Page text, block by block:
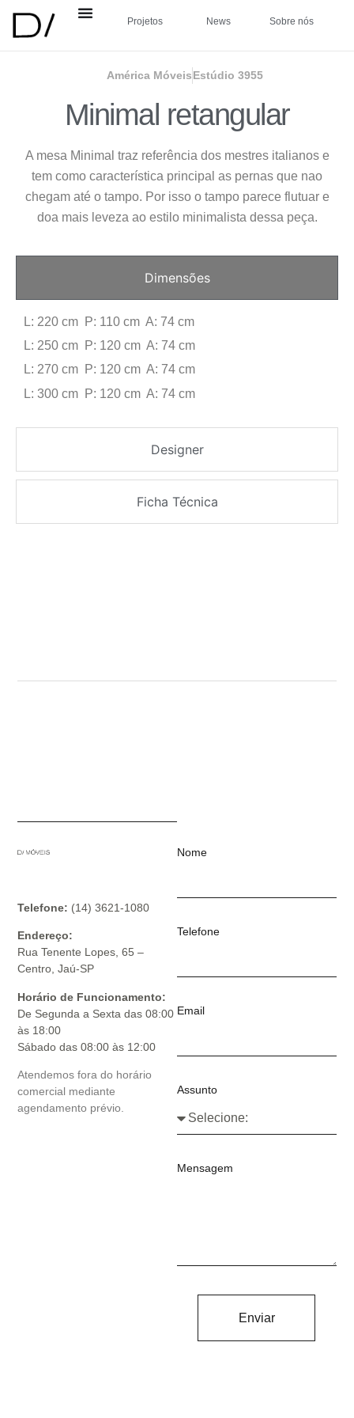
Projetos News Sobre nós
América MóveisEstúdio 3955
Minimal retangular
A mesa Minimal traz referência dos mestres italianos e
tem como característica principal as pernas que nao
chegam até o tampo. Por isso o tampo parece flutuar e
doa mais leveza ao estilo minimalista dessa peça.
Dimensões
Designer
Ficha Técnica
L: 220 cm P: 110 cm A: 74 cm
L: 250 cm P: 120 cm A: 74 cm
L: 270 cm P: 120 cm A: 74 cm
L: 300 cm P: 120 cm A: 74 cm
Telefone: (14) 3621-1080
Endereço:
Rua Tenente Lopes, 65 –
Centro, Jaú-SP
Horário de Funcionamento:
De Segunda a Sexta das 08:00
às 18:00
Sábado das 08:00 às 12:00
Atendemos fora do horário
comercial mediante
agendamento prévio.
Nome
Telefone
Email
Assunto
Mensagem
Enviar